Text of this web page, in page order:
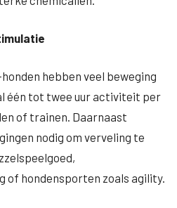
hebben veel beweging
één tot twee uur activiteit per
of trainen. Daarnaast
nodig om verveling te
of hondensporten zoals agility.